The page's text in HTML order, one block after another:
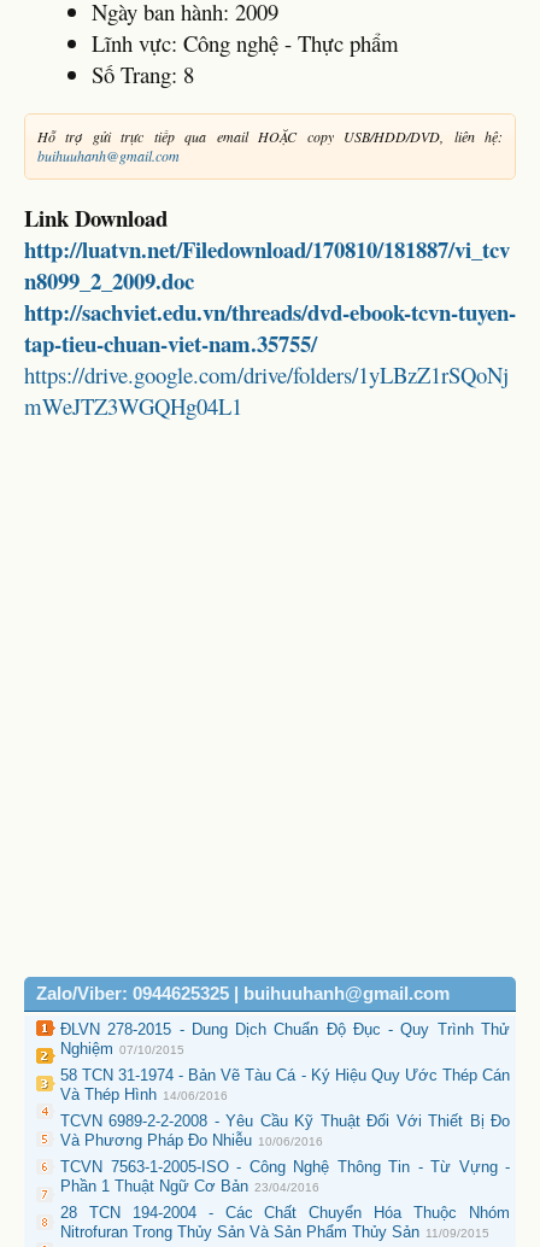
Ngày ban hành: 2009
Lĩnh vực: Công nghệ - Thực phẩm
Số Trang: 8
Hỗ trợ gửi trực tiếp qua email HOẶC copy USB/HDD/DVD, liên hệ:
buihuuhanh@gmail.com
Link Download
http://luatvn.net/Filedownload/170810/181887/vi_tcv
n8099_2_2009.doc
http://sachviet.edu.vn/threads/dvd-ebook-tcvn-tuyen-
tap-tieu-chuan-viet-nam.35755/
https://drive.google.com/drive/folders/1yLBzZ1rSQoNj
mWeJTZ3WGQHg04L1
Zalo/Viber: 0944625325 | buihuuhanh@gmail.com
ĐLVN 278-2015 - Dung Dịch Chuẩn Độ Đục - Quy Trình Thử
Nghiệm 07/10/2015
58 TCN 31-1974 - Bản Vẽ Tàu Cá - Ký Hiệu Quy Ước Thép Cán
Và Thép Hình 14/06/2016
TCVN 6989-2-2-2008 - Yêu Cầu Kỹ Thuật Đối Với Thiết Bị Đo
Và Phương Pháp Đo Nhiễu 10/06/2016
TCVN 7563-1-2005-ISO - Công Nghệ Thông Tin - Từ Vựng -
Phần 1 Thuật Ngữ Cơ Bản 23/04/2016
28 TCN 194-2004 - Các Chất Chuyển Hóa Thuộc Nhóm
Nitrofuran Trong Thủy Sản Và Sản Phẩm Thủy Sản 11/09/2015